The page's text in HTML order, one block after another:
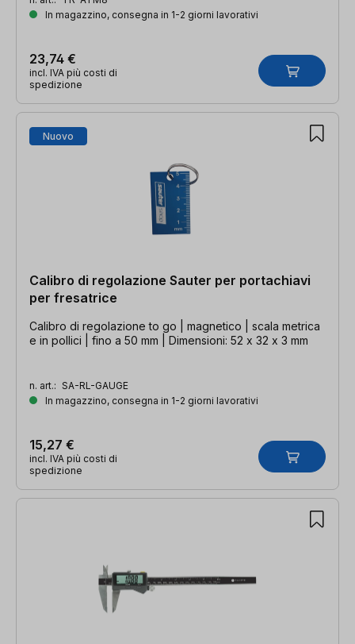
In magazzino, consegna in 1-2 giorni lavorativi
23,74 €
incl. IVA più costi di
spedizione
Nuovo
Calibro di regolazione Sauter per portachiavi
per fresatrice
Calibro di regolazione to go | magnetico | scala metrica
e in pollici | fino a 50 mm | Dimensioni: 52 x 32 x 3 mm
n. art.: SA-RL-GAUGE
In magazzino, consegna in 1-2 giorni lavorativi
15,27 €
incl. IVA più costi di
spedizione